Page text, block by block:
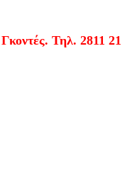
Τηλ. 2811 21